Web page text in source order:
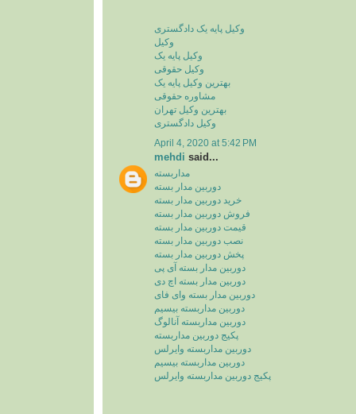
وکیل پایه یک دادگستری
وکیل
وکیل پایه یک
وکیل حقوقی
بهترین وکیل پایه یک
مشاوره حقوقی
بهترین وکیل تهران
وکیل دادگستری
April 4, 2020 at 5:42 PM
mehdi said...
مداربسته
دوربین مدار بسته
خرید دوربین مدار بسته
فروش دوربین مدار بسته
قیمت دوربین مدار بسته
نصب دوربین مدار بسته
پخش دوربین مدار بسته
دوربین مدار بسته آی پی
دوربین مدار بسته اچ دی
دوربین مدار بسته وای فای
دوربین مداربسته بیسیم
دوربین مداربسته آنالوگ
پکیج دوربین مداربسته
دوربین مداربسته وایرلس
دوربین مداربسته بیسیم
پکیج دوربین مداربسته وایرلس